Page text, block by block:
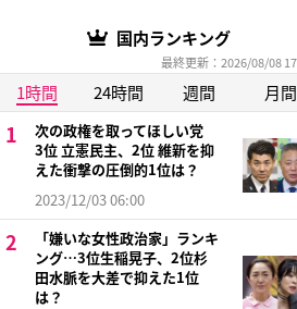
国内ランキング
最終更新：2026/08/08
1時間 24時間 週間 月間
次の政権を取ってほしい党
3位 立憲民主、2位 維新を抑
えた衝撃の圧倒的1位は？
2023/12/03 06:00
「嫌いな女性政治家」ランキ
ング…3位生稲晃子、2位杉
田水脈を大差で抑えた1位
は？